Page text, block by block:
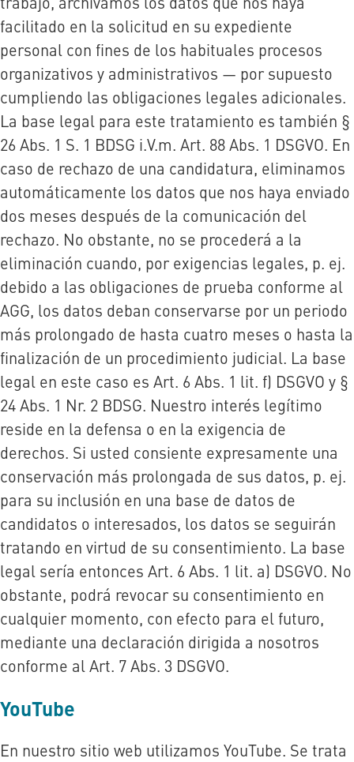
facilitado en la solicitud en su expediente
personal con fines de los habituales procesos
organizativos y administrativos — por supuesto
cumpliendo las obligaciones legales adicionales.
La base legal para este tratamiento es también §
26 Abs. 1 S. 1 BDSG i.V.m. Art. 88 Abs. 1 DSGVO. En
caso de rechazo de una candidatura, eliminamos
automáticamente los datos que nos haya enviado
dos meses después de la comunicación del
rechazo. No obstante, no se procederá a la
eliminación cuando, por exigencias legales, p. ej.
debido a las obligaciones de prueba conforme al
AGG, los datos deban conservarse por un periodo
más prolongado de hasta cuatro meses o hasta la
finalización de un procedimiento judicial. La base
legal en este caso es Art. 6 Abs. 1 lit. f) DSGVO y §
24 Abs. 1 Nr. 2 BDSG. Nuestro interés legítimo
reside en la defensa o en la exigencia de
derechos. Si usted consiente expresamente una
conservación más prolongada de sus datos, p. ej.
para su inclusión en una base de datos de
candidatos o interesados, los datos se seguirán
tratando en virtud de su consentimiento. La base
legal sería entonces Art. 6 Abs. 1 lit. a) DSGVO. No
obstante, podrá revocar su consentimiento en
cualquier momento, con efecto para el futuro,
mediante una declaración dirigida a nosotros
conforme al Art. 7 Abs. 3 DSGVO.
YouTube
En nuestro sitio web utilizamos YouTube. Se trata